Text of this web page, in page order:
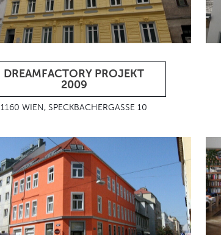
DREAMFACTORY PROJEKT
2009
1160 WIEN, SPECKBACHERGASSE 10